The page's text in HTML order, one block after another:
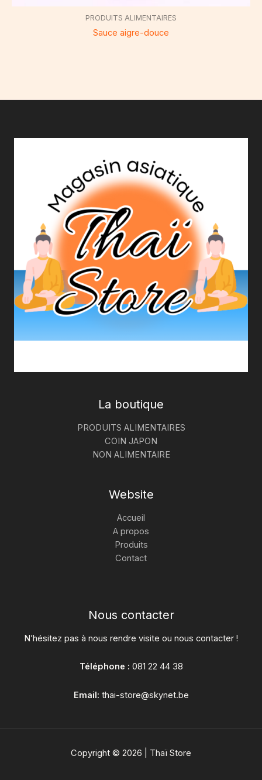
PRODUITS ALIMENTAIRES
Sauce aigre-douce
La boutique
PRODUITS ALIMENTAIRES
COIN JAPON
NON ALIMENTAIRE
Website
Accueil
A propos
Produits
Contact
Nous contacter
N’hésitez pas à nous rendre visite ou nous contacter !
Téléphone : 081 22 44 38
Email: thai-store@skynet.be
Copyright © 2026 | Thaï Store